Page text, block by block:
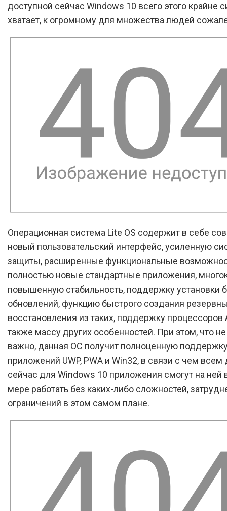
доступной сейчас Windows 10 всего этого крайне
хватает, к огромному для множества людей
Операционная система Lite OS содержит в себе
новый пользовательский интерфейс, усиленную
защиты, расширенные функциональные
полностью новые стандартные приложения,
повышенную стабильность, поддержку установки
обновлений, функцию быстрого создания
восстановления из таких, поддержку процессоров
также массу других особенностей. При этом, что
важно, данная ОС получит полноценную
приложений UWP, PWA и Win32, в связи с чем
сейчас для Windows 10 приложения смогут на ней
мере работать без каких-либо сложностей,
ограничений в этом самом плане.